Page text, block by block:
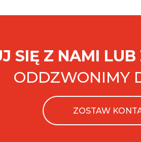
SIĘ Z NAMI
ODDZWONIMY
ZOSTAW